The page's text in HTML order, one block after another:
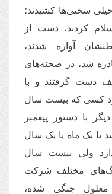
خیلی سختی‌ها کشیدند؛
کردند، دست از
آواره شدند،
شد، در صحنه‌های
دست گرفتند و با
کسی که بیست سال
با دستور پیغمبر
یا یک ماه یا یک سال
ولی بیست سال
مختلف شرکت
معلول جنگی شده،